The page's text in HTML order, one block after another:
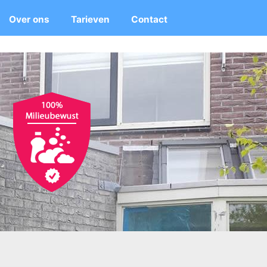
Over ons Tarieven Contact